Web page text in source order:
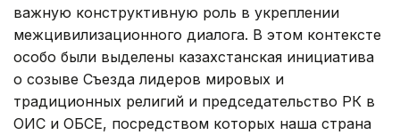
важную конструктивную роль в укреплении
межцивилизационного диалога. В этом контексте
особо были выделены казахстанская инициатива
о созыве Съезда лидеров мировых и
традиционных религий и председательство РК в
ОИС и ОБСЕ, посредством которых наша страна